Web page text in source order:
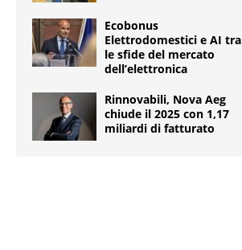
Ecobonus
Elettrodomestici e AI tra
le sfide del mercato
dell’elettronica
Rinnovabili, Nova Aeg
chiude il 2025 con 1,17
miliardi di fatturato